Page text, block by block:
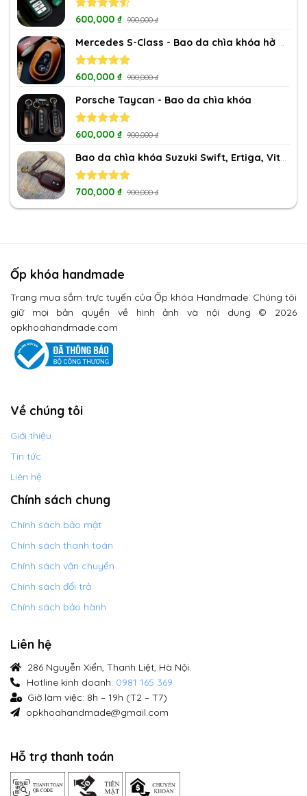
Rated
of 5
600,000 ₫ 900,000₫
Mercedes S-Class - Bao da chìa khóa hở nút
Rated5.00
600,000 ₫ 900,000₫
Porsche Taycan - Bao da chìa khóa
Rated5.00
600,000 ₫ 900,000₫
Bao da chìa khóa Suzuki Swift, Ertiga, Vitara, XL7
Rated5.00
700,000 ₫ 900,000₫
Ốp khóa handmade
Trang mua sắm trực tuyến của Ốp khóa Handmade. Chúng tôi
giữ mọi bản quyền về hình ảnh và nội dung © 2026
opkhoahandmade.com
Về chúng tôi
Giới thiệu
Tin tức
Liên hệ
Chính sách chung
Chính sách bảo mật
Chính sách thanh toán
Chính sách vận chuyển
Chính sách đổi trả
Chính sách bảo hành
Liên hệ
286 Nguyễn Xiển, Thanh Liệt, Hà Nội.
Hotline kinh doanh: 0981 165 369
Giờ làm việc: 8h – 19h (T2 – T7)
opkhoahandmade@gmail.com
Hỗ trợ thanh toán